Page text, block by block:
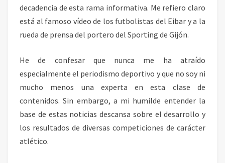
O
N
A
S
M
O
Y
E
N
decadencia de esta rama informativa. Me refiero claro
está al famoso vídeo de los futbolistas del Eibar y a la
rueda de prensa del portero del Sporting de Gijón.
He de confesar que nunca me ha atraído
especialmente el periodismo deportivo y que no soy ni
mucho menos una experta en esta clase de
contenidos. Sin embargo, a mi humilde entender la
base de estas noticias descansa sobre el desarrollo y
los resultados de diversas competiciones de carácter
atlético.